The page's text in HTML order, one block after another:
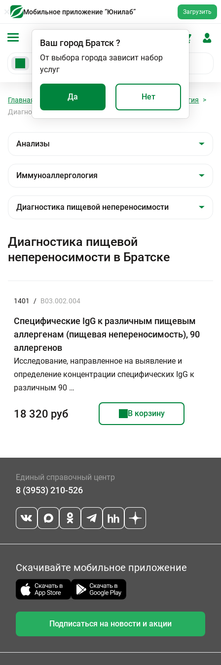
Мобильное приложение “Юнилаб” Загрузить
Ваш город Братск?
От выбора города зависит набор
услуг
Да Нет
Главная Анализы
Иммуноаллергология
Диагностика пищевой непереносимости
Диагностика пищевой
непереносимости в Братске
1401 / B03.002.004
Специфические IgG к различным пищевым
аллергенам (пищевая непереносимость), 90
аллергенов
Исследование, направленное на выявление и
определение концентрации специфических IgG к
различным 90 …
18 320 руб В корзину
Единый справочный центр
8 (3953) 210-526
Скачивайте мобильное приложение
Подписаться на новости и акции